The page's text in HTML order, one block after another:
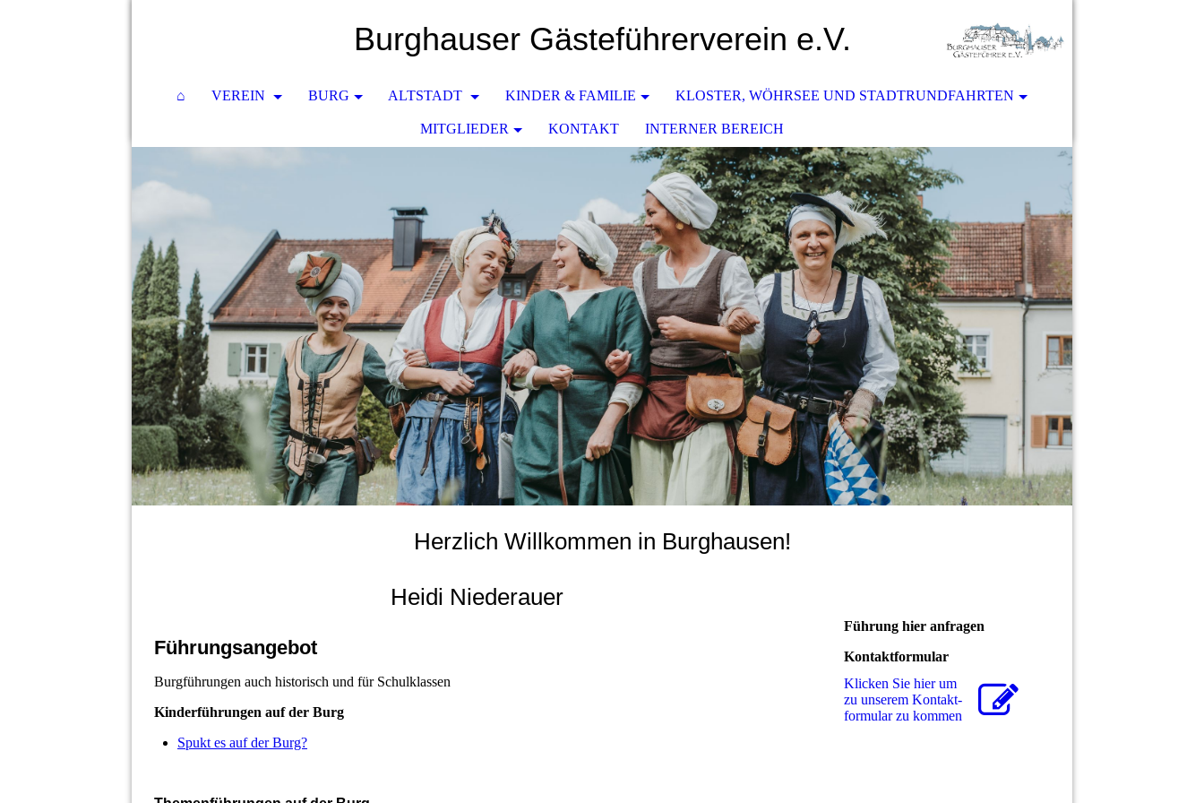
Burghauser Gästeführerverein e.V.
⌂ VEREIN BURG ALTSTADT KINDER & FAMILIE KLOSTER, WÖHRSEE UND STADTRUNDFAHRTEN
MITGLIEDER KONTAKT INTERNER BEREICH
Herzlich Willkommen in Burghausen!
Heidi Niederauer
Führungsangebot
Burgführungen auch historisch und für Schulklassen
Kinderführungen auf der Burg
Spukt es auf der Burg?
Führung hier anfragen
Kontaktformular
Klicken Sie hier um
zu unserem Kon­takt­
for­mu­lar zu kommen